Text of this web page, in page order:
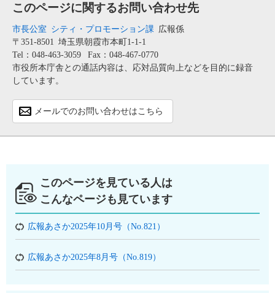
このページに関するお問い合わせ先
市長公室 シティ・プロモーション課 広報係
〒351-8501 埼玉県朝霞市本町1-1-1
Tel：048-463-3059
Fax：048-467-0770
市役所本庁舎との通話内容は、応対品質向上などを目的に録音
しています。
メールでのお問い合わせはこちら
このページを見ている人は
こんなページも見ています
広報あさか2025年10月号（No.821）
広報あさか2025年8月号（No.819）